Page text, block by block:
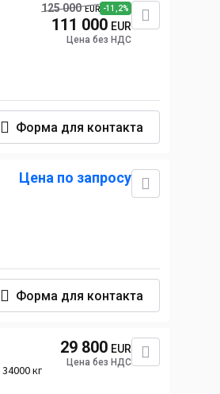
125 000 EUR -11,2%
111 000 EUR
Цена без НДС
Форма для контакта
Цена по запросу
Форма для контакта
34000 кг
29 800 EUR
Цена без НДС